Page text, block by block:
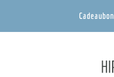
Cadeaubon